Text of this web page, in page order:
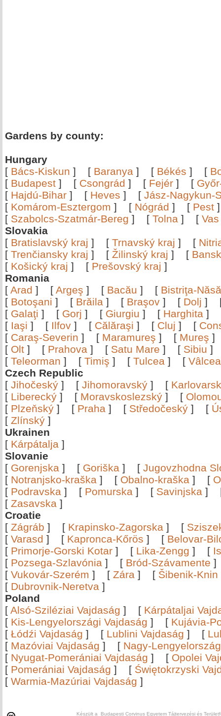
Gardens by county:
Hungary
[ Bács-Kiskun ] [ Baranya ] [ Békés ] [
[ Budapest ] [ Csongrád ] [ Fejér ] [
[ Hajdú-Bihar ] [ Heves ] [ Jász-Nagykun-
[ Komárom-Esztergom ] [ Nógrád ] [ Pest
[ Szabolcs-Szatmár-Bereg ] [ Tolna ] [ Vas
Slovakia
[ Bratislavský kraj ] [ Trnavský kraj ] [
[ Trenčiansky kraj ] [ Žilinský kraj ] [
[ Košický kraj ] [ Prešovský kraj ]
Romania
[ Arad ] [ Argeş ] [ Bacău ] [ Bistriţa-
[ Botoşani ] [ Brăila ] [ Braşov ] [ Dolj ]
[ Galaţi ] [ Gorj ] [ Giurgiu ] [ Harghita ]
[ Iaşi ] [ Ilfov ] [ Călăraşi ] [ Cluj ] [
[ Caraş-Severin ] [ Maramureş ] [ Mureş
[ Olt ] [ Prahova ] [ Satu Mare ] [ Sibiu
[ Teleorman ] [ Timiş ] [ Tulcea ] [
Czech Republic
[ Jihočeský ] [ Jihomoravský ] [
[ Liberecký ] [ Moravskoslezský ] [
[ Plzeňský ] [ Praha ] [ Středočeský ] [
[ Zlínský ]
Ukrainen
[ Kárpátalja ]
Slovanie
[ Gorenjska ] [ Goriška ] [ Jugovzhodna
[ Notranjsko-kraška ] [ Obalno-kraška ] [
[ Podravska ] [ Pomurska ] [ Savinjska ]
[ Zasavska ]
Croatie
[ Zágráb ] [ Krapinsko-Zagorska ] [
[ Varasd ] [ Kapronca-Kőrös ] [ Belovar-
[ Primorje-Gorski Kotar ] [ Lika-Zengg ] [
[ Pozsega-Szlavónia ] [ Bród-Szávamente
[ Vukovár-Szerém ] [ Zára ] [ Šibenik-Knin
[ Dubrovnik-Neretva ]
Poland
[ Alsó-Sziléziai Vajdaság ] [ Kárpátaljai
[ Kis-Lengyelországi Vajdaság ] [ Kujávia-
[ Łódźi Vajdaság ] [ Lublini Vajdaság ] [
[ Mazóviai Vajdaság ] [ Nagy-
[ Nyugat-Pomerániai Vajdaság ] [ Opolei
[ Pomerániai Vajdaság ] [ Świętokrzyski
[ Warmia-Mazúriai Vajdaság ]
Készült a Budapesti Corvinus Egyetem Tájtervezési és